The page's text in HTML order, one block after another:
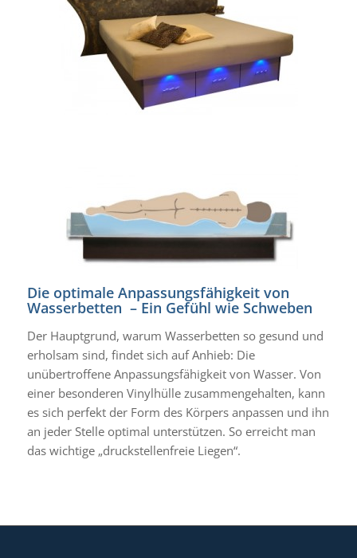
Die optimale Anpassungsfähigkeit von
Wasserbetten – Ein Gefühl wie Schweben
Der Hauptgrund, warum Wasserbetten so gesund und
erholsam sind, findet sich auf Anhieb: Die
unübertroffene Anpassungsfähigkeit von Wasser. Von
einer besonderen Vinylhülle zusammengehalten, kann
es sich perfekt der Form des Körpers anpassen und ihn
an jeder Stelle optimal unterstützen. So erreicht man
das wichtige „druckstellenfreie Liegen“.